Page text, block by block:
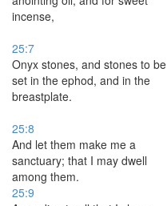
incense,
25:7
Onyx stones, and stones to be
set in the ephod, and in the
breastplate.
25:8
And let them make me a
sanctuary; that I may dwell
among them.
25:9